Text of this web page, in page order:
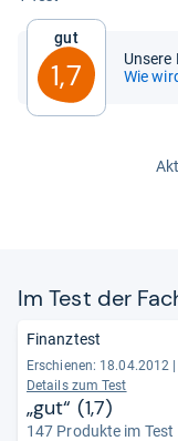
Gut
1,7
Unsere
Wie
Im Test der
Finanztest
Erschienen: 18.04.2012
Details zum Test
„gut“ (1,7)
147 Produkte im Test